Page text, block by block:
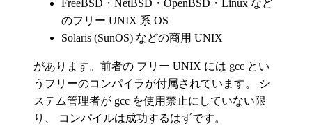
FreeBSD・NetBSD・OpenBSD・Linux など
のフリー UNIX 系 OS
Solaris (SunOS) などの商用 UNIX
があります。前者の フリー UNIX には gcc とい
うフリーのコンパイラが付属されています。 シ
ステム管理者が gcc を使用禁止にしていない限
り、 コンパイルは成功するはずです。